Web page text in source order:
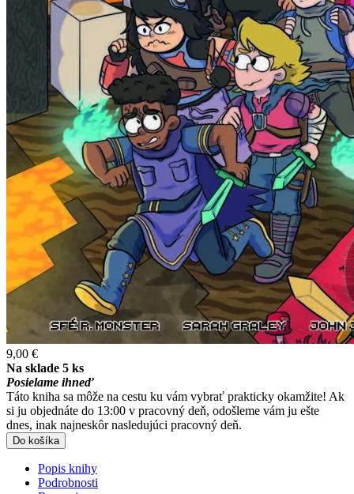
9,00 €
Na sklade 5 ks
Posielame ihneď
Táto kniha sa môže na cestu ku vám vybrať prakticky okamžite! Ak
si ju objednáte do 13:00 v pracovný deň, odošleme vám ju ešte
dnes, inak najneskôr nasledujúci pracovný deň.
Do košíka
Popis knihy
Podrobnosti